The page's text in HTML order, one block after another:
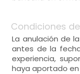
Condiciones
La anulación de
antes de la
experiencia,
haya aportado